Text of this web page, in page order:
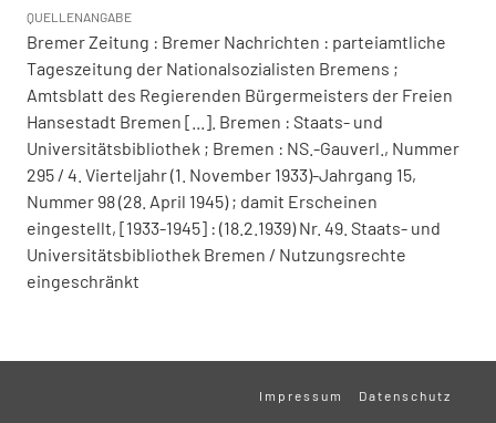
QUELLENANGABE
Bremer Zeitung : Bremer Nachrichten : parteiamtliche
Tageszeitung der Nationalsozialisten Bremens ;
Amtsblatt des Regierenden Bürgermeisters der Freien
Hansestadt Bremen [...]. Bremen : Staats- und
Universitätsbibliothek ; Bremen : NS.-Gauverl., Nummer
295 / 4. Vierteljahr (1. November 1933)-Jahrgang 15,
Nummer 98 (28. April 1945) ; damit Erscheinen
eingestellt, [1933-1945] : (18.2.1939) Nr. 49. Staats- und
Universitätsbibliothek Bremen / Nutzungsrechte
eingeschränkt
Impressum Datenschutz